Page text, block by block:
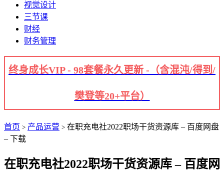
视觉设计
三节课
财经
财务管理
终身成长VIP - 98套餐永久更新 -（含混沌/得到/
樊登等20+平台）
首页 > 产品运营 > 在职充电社2022职场干货资源库 – 百度网盘
– 下载
在职充电社2022职场干货资源库 – 百度网